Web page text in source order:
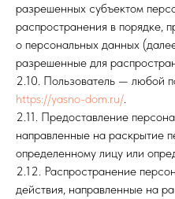
разрешенных субъектом
распространения в порядке,
о персональных данных
разрешенные для
2.10. Пользователь — любой
https://yasno-dom.ru/.
2.11. Предоставление
направленные на раскрытие
определенному лицу или
2.12. Распространение
действия, направленные на